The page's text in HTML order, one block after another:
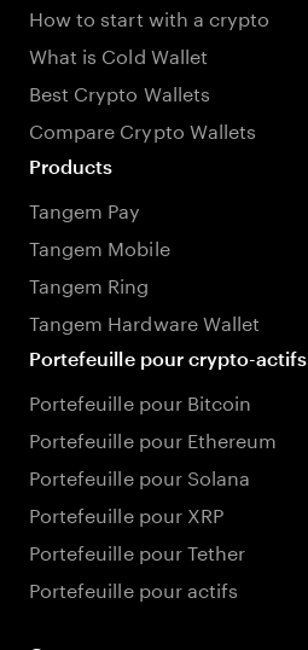
How to start with a crypto
What is Cold Wallet
Best Crypto Wallets
Compare Crypto Wallets
Products
Tangem Pay
Tangem Mobile
Tangem Ring
Tangem Hardware Wallet
Portefeuille pour crypto-actifs
Portefeuille pour Bitcoin
Portefeuille pour Ethereum
Portefeuille pour Solana
Portefeuille pour XRP
Portefeuille pour Tether
Portefeuille pour actifs